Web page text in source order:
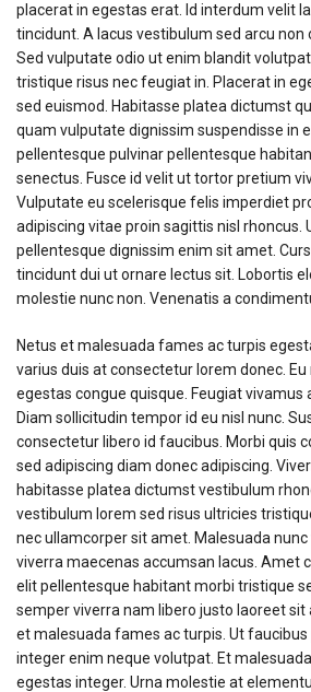
placerat in egestas erat. Id interdum velit
tincidunt. A lacus vestibulum sed arcu non
Sed vulputate odio ut enim blandit
tristique risus nec feugiat in. Placerat in
sed euismod. Habitasse platea dictumst
quam vulputate dignissim suspendisse in
pellentesque pulvinar pellentesque
senectus. Fusce id velit ut tortor pretium
Vulputate eu scelerisque felis imperdiet
adipiscing vitae proin sagittis nisl rhoncus.
pellentesque dignissim enim sit amet.
tincidunt dui ut ornare lectus sit. Lobortis
molestie nunc non. Venenatis a
Netus et malesuada fames ac turpis
varius duis at consectetur lorem donec.
egestas congue quisque. Feugiat vivamus
Diam sollicitudin tempor id eu nisl nunc.
consectetur libero id faucibus. Morbi quis
sed adipiscing diam donec adipiscing.
habitasse platea dictumst vestibulum
vestibulum lorem sed risus ultricies
nec ullamcorper sit amet. Malesuada
viverra maecenas accumsan lacus. Amet
elit pellentesque habitant morbi tristique
semper viverra nam libero justo laoreet sit
et malesuada fames ac turpis. Ut
integer enim neque volutpat. Et
egestas integer. Urna molestie at